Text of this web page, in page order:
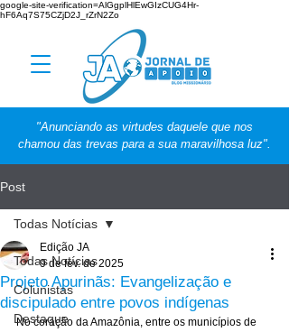
google-site-verification=AlGgplHlEwGIzCUG4Hr-
hF6Aq7S75CZjD2J_rZrN2Zo
"Anunciando as virtudes daquele que nos
chamou das trevas para a sua maravilhosa luz".
Post
Todas Notícias
Colunistas
Destaque
Todas Notícias
Projeto Apurinãs: Evangelização e
discipulado entre povos indígenas
Edição JA
9 de fev. de 2025
No coração da Amazônia, entre os municípios de